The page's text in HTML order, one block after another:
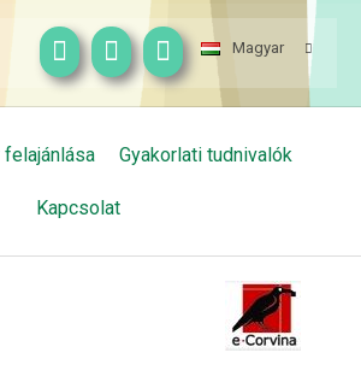
Magyar
felajánlása Gyakorlati tudnivalók
Kapcsolat